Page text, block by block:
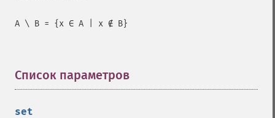
A \ B = {x ∈ A | x ∉ B}
Список параметров
set